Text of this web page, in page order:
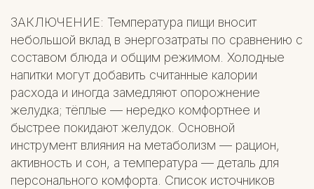
ЗАКЛЮЧЕНИЕ: Температура пищи вносит
небольшой вклад в энергозатраты по сравнению с
составом блюда и общим режимом. Холодные
напитки могут добавить считанные калории
расхода и иногда замедляют опорожнение
желудка; тёплые — нередко комфортнее и
быстрее покидают желудок. Основной
инструмент влияния на метаболизм — рацион,
активность и сон, а температура — деталь для
персонального комфорта. Список источников